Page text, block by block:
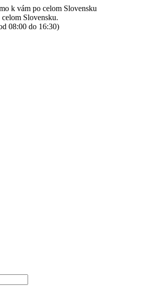
k vám po celom Slovensku
Slovensku.
08:00 do 16:30)